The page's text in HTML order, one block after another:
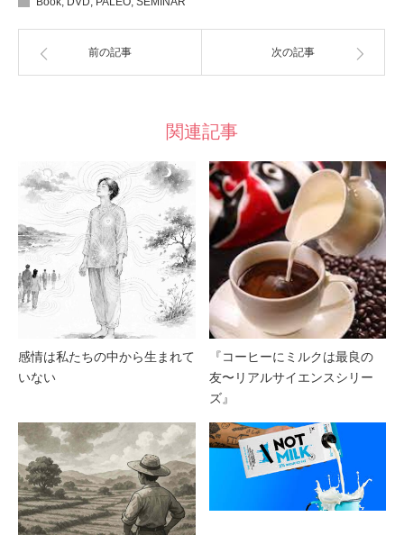
前の記事 次の記事
関連記事
感情は私たちの中から生まれて
いない
『コーヒーにミルクは最良の
友〜リアルサイエンスシリー
ズ』